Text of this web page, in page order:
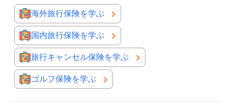
海外旅行保険を学ぶ
国内旅行保険を学ぶ
旅行キャンセル保険を学ぶ
ゴルフ保険を学ぶ